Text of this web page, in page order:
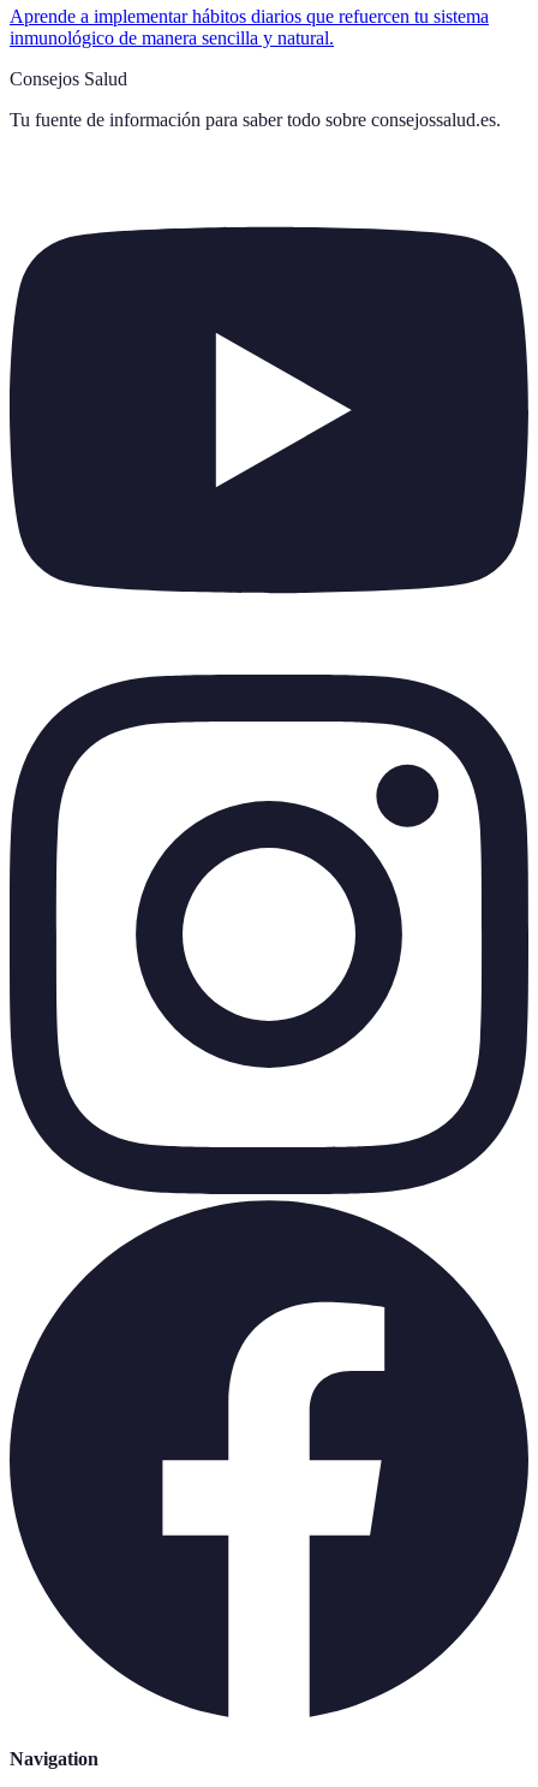
Aprende a implementar hábitos diarios que refuercen tu sistema
inmunológico de manera sencilla y natural.
Consejos Salud
Tu fuente de información para saber todo sobre consejossalud.es.
Navigation